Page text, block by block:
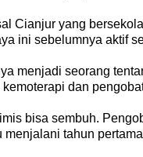
Cianjur yang
ini sebelumnya aktif
menjadi seorang
dan
bisa sembuh.
menjalani tahun